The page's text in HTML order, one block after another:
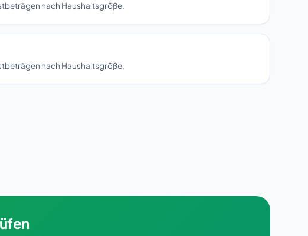
nach Haushaltsgröße.
nach Haushaltsgröße.